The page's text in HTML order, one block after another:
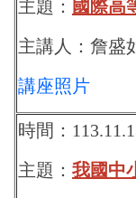
主題： 國際高
主講人：詹盛
講座照片
時間：
主題： 我國中